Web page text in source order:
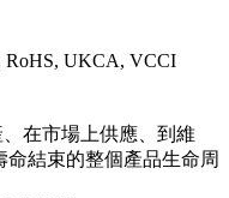
RoHS, UKCA, VCCI
在市場上供應、到維
結束的整個產品生命周